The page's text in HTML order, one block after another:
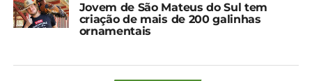
Jovem de São Mateus do Sul tem
criação de mais de 200 galinhas
ornamentais